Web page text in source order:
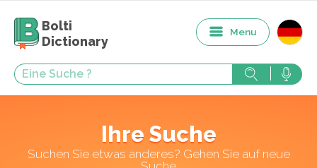
Bolti
Dictionary
Menu
Ihre Suche
Suchen Sie etwas anderes? Gehen Sie auf neue